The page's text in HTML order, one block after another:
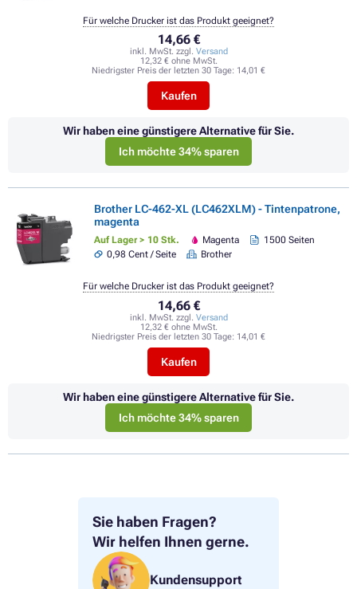
Sie haben Fragen?
Wir helfen Ihnen gerne.
Kundensupport
14,66 €
inkl. MwSt. zzgl. Versand
12,32 € ohne MwSt.
Niedrigster Preis der letzten 30 Tage: 14,01 €
Kaufen
Für welche Drucker ist das Produkt geeignet?
Wir haben eine günstigere Alternative für Sie.
Ich möchte 34% sparen
Brother LC-462-XL (LC462XLM) - Tintenpatrone,
magenta
Auf Lager > 10 Stk. Magenta
1500 Seiten
0,98 Cent / Seite
Brother
14,66 €
inkl. MwSt. zzgl. Versand
12,32 € ohne MwSt.
Niedrigster Preis der letzten 30 Tage: 14,01 €
Kaufen
Für welche Drucker ist das Produkt geeignet?
Wir haben eine günstigere Alternative für Sie.
Ich möchte 34% sparen